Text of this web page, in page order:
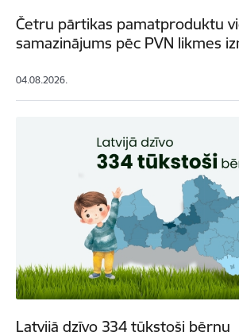
Četru pārtikas pamatproduktu
samazinājums pēc PVN likmes
04.08.2026.
Latvijā dzīvo 334 tūkstoši bērnu